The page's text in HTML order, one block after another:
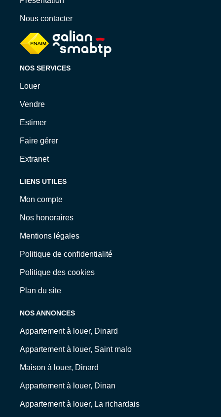
Nous contacter
NOS SERVICES
Louer
Vendre
Estimer
Faire gérer
Extranet
LIENS UTILES
Mon compte
Nos honoraires
Mentions légales
Politique de confidentialité
Politique des cookies
Plan du site
NOS ANNONCES
Appartement à louer, Dinard
Appartement à louer, Saint malo
Maison à louer, Dinard
Appartement à louer, Dinan
Appartement à louer, La richardais